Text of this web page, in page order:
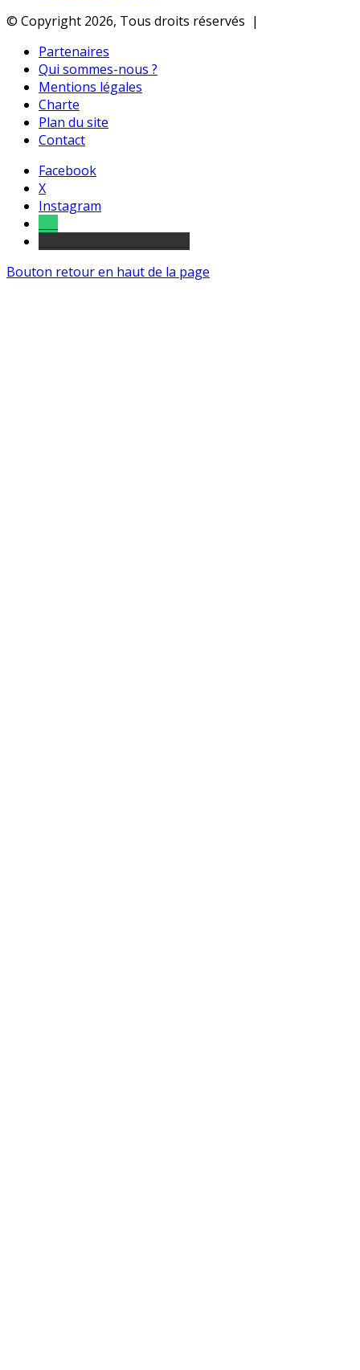
© Copyright 2026, Tous droits réservés |
Partenaires
Qui sommes-nous ?
Mentions légales
Charte
Plan du site
Contact
Facebook
X
Instagram
Bouton retour en haut de la page